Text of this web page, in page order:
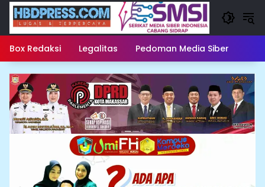
Langsung
konten
Box Redaksi Legalitas Pedoman Media Siber